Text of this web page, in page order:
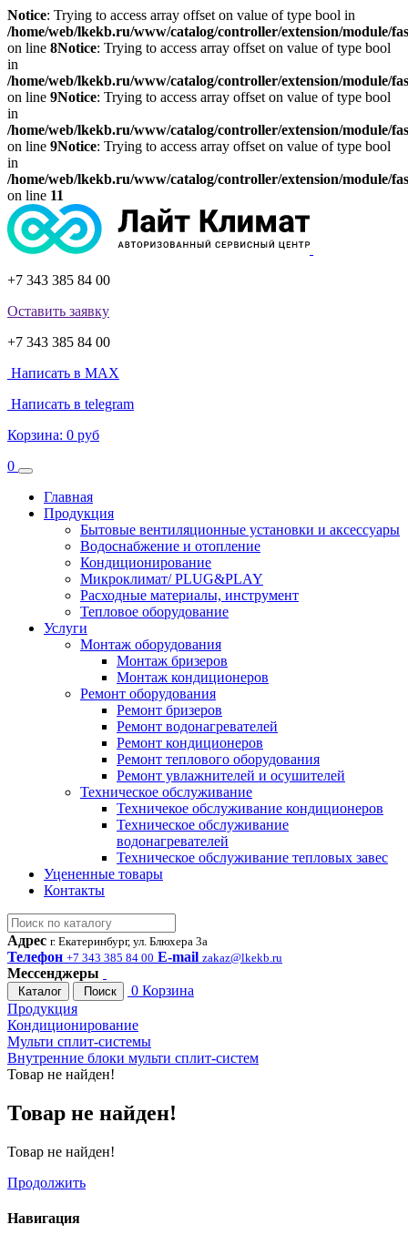
Notice: Trying to access array offset on value of type bool in
/home/web/lkekb.ru/www/catalog/controller/extension/module/
on line 8Notice: Trying to access array offset on value of type bool
in
/home/web/lkekb.ru/www/catalog/controller/extension/module/
on line 9Notice: Trying to access array offset on value of type bool
in
/home/web/lkekb.ru/www/catalog/controller/extension/module/
on line 9Notice: Trying to access array offset on value of type bool
in
/home/web/lkekb.ru/www/catalog/controller/extension/module/
on line 11
+7 343 385 84 00
Оставить заявку
+7 343 385 84 00
Написать в MAX
Написать в telegram
Корзина: 0 руб
0
Главная
Продукция
Бытовые вентиляционные установки и аксессуары
Водоснабжение и отопление
Кондиционирование
Микроклимат/ PLUG&PLAY
Расходные материалы, инструмент
Тепловое оборудование
Услуги
Монтаж оборудования
Монтаж бризеров
Монтаж кондиционеров
Ремонт оборудования
Ремонт бризеров
Ремонт водонагревателей
Ремонт кондиционеров
Ремонт теплового оборудования
Ремонт увлажнителей и осушителей
Техническое обслуживание
Техничекое обслуживание кондиционеров
Техническое обслуживание
водонагревателей
Техническое обслуживание тепловых завес
Уцененные товары
Контакты
Адрес г. Екатеринбург, ул. Блюхера 3а
Телефон +7 343 385 84 00 E-mail zakaz@lkekb.ru
Мессенджеры
Каталог Поиск 0 Корзина
Продукция
Кондиционирование
Мульти сплит-системы
Внутренние блоки мульти сплит-систем
Товар не найден!
Товар не найден!
Товар не найден!
Продолжить
Навигация